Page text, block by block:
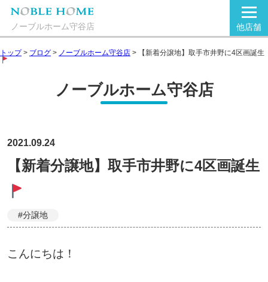
ノーブルホーム守谷店 他店舗
トップ> ブログ > ノーブルホーム守谷店 > 【新着分譲地】取手市井野に4区画誕生
ノーブルホーム守谷店
2021.09.24
【新着分譲地】取手市井野に4区画誕生
#分譲地
こんにちは！